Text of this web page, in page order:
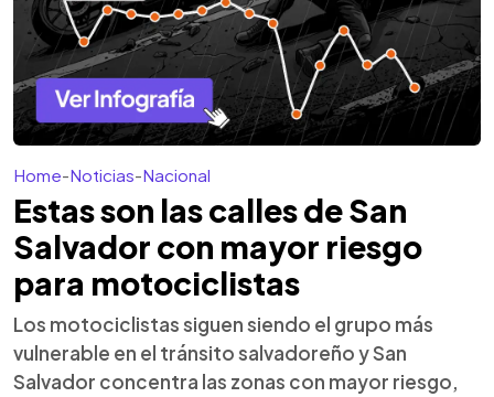
Home-Noticias-Nacional
Estas son las calles de San
Salvador con mayor riesgo
para motociclistas
Los motociclistas siguen siendo el grupo más
vulnerable en el tránsito salvadoreño y San
Salvador concentra las zonas con mayor riesgo,